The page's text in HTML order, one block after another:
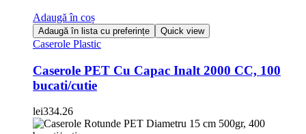
Adaugă în coș
Adaugă în lista cu preferințe Quick view
Caserole Plastic
Caserole PET Cu Capac Inalt 2000 CC, 100
bucati/cutie
lei334.26